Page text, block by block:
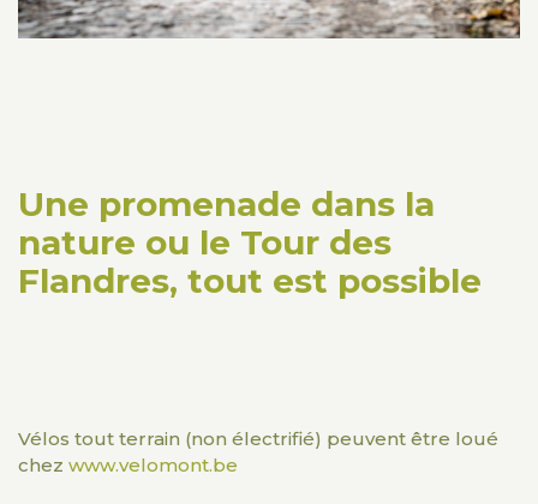
Une promenade dans la
nature ou le Tour des
Flandres, tout est possible
Vélos tout terrain (non électrifié) peuvent être loué
chez www.velomont.be